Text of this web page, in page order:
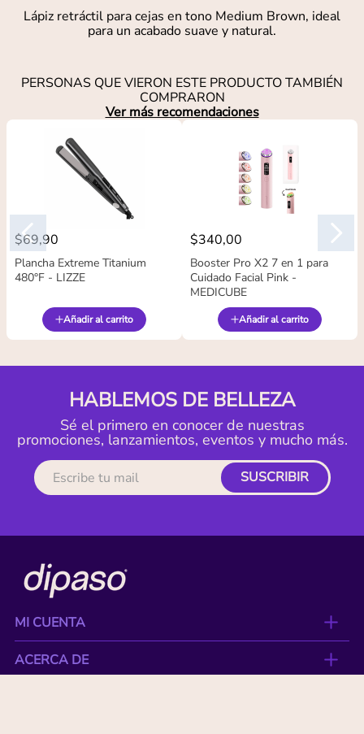
Lápiz retráctil para cejas en tono Medium Brown, ideal
para un acabado suave y natural.
PERSONAS QUE VIERON ESTE PRODUCTO TAMBIÉN
COMPRARON
Ver más recomendaciones
$69,90
Plancha Extreme Titanium
480°F - LIZZE
Añadir al carrito
$340,00
Booster Pro X2 7 en 1 para
Cuidado Facial Pink -
MEDICUBE
Añadir al carrito
HABLEMOS DE BELLEZA
Sé el primero en conocer de nuestras
promociones, lanzamientos, eventos y mucho más.
SUSCRIBIR
MI CUENTA
ACERCA DE